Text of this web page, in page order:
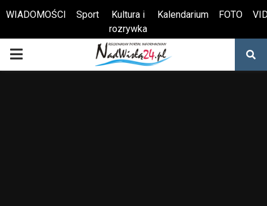
Otwórz pasek narzędzi
WIADOMOŚCI Sport
Kultura i
rozrywka
Kalendarium FOTO
PRIMARY